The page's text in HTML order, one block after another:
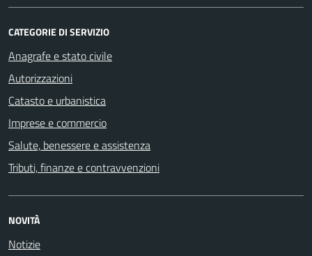
CATEGORIE DI SERVIZIO
Anagrafe e stato civile
Autorizzazioni
Catasto e urbanistica
Imprese e commercio
Salute, benessere e assistenza
Tributi, finanze e contravvenzioni
NOVITÀ
Notizie